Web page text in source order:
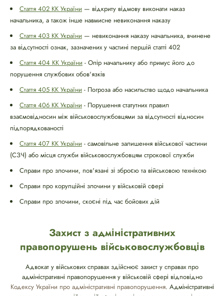
Стаття 402 КК України — відкриту відмову виконати наказ
начальника, а також інше навмисне невиконання наказу
Стаття 403 КК України — невиконання наказу начальника, вчинене
за відсутності ознак, зазначених у частині першій статті 402
Стаття 404 КК України - Опір начальнику або примус його до
порушення службових обов'язків
Стаття 405 КК України - Погроза або насильство щодо начальника
Стаття 406 КК України - Порушення статутних правил
взаємовідносин між військовослужбовцями за відсутності відносин
підпорядкованості
Стаття 407 КК України - самовільне залишення військової частини
(СЗЧ) або місця служби військовослужбовцям строкової служби
Справи про злочини, пов'язані зі зброєю та військовою технікою
Справи про корупційні злочини у військовій сфері
Справи про злочини, скоєні під час бойових дій
Захист з адміністративних
правопорушень військовослужбовців
Адвокат у військових справах здійснює захист у справах про
адміністративні правопорушення у військовій сфері відповідно
Кодексу України про адміністративні правопорушення. Адміністративні